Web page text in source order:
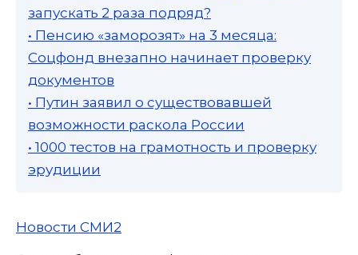
запускать 2 раза подряд?
• Пенсию «заморозят» на 3 месяца:
Соцфонд внезапно начинает проверку
документов
• Путин заявил о существовавшей
возможности раскола России
• 1000 тестов на грамотность и проверку
эрудиции
Новости СМИ2